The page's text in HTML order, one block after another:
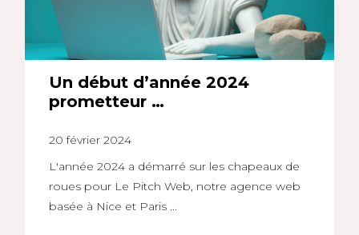
Un début d’année 2024
prometteur …
20 février 2024
L'année 2024 a démarré sur les chapeaux de
roues pour Le Pitch Web, notre agence web
basée à Nice et Paris ...